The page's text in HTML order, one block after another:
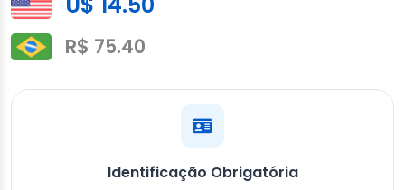
R$ 75.40
Identificação Obrigatória